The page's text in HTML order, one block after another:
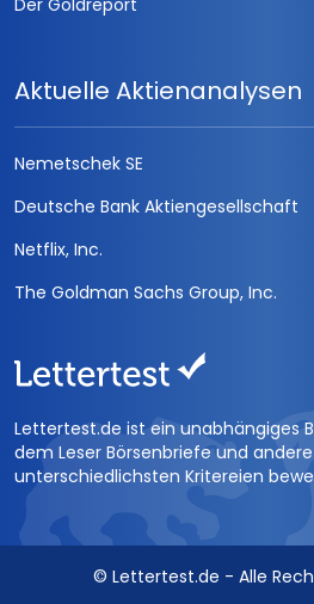
Der Goldreport
Aktuelle Aktienanalysen
Nemetschek SE
Deutsche Bank Aktiengesellschaft
Netflix, Inc.
The Goldman Sachs Group, Inc.
Lettertest.de ist ein unabhängiges
dem Leser Börsenbriefe und
unterschiedlichsten Kritereien
© Lettertest.de - Alle